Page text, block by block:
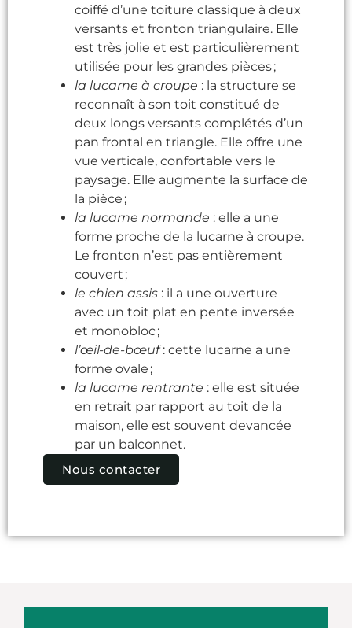
coiffé d’une toiture classique à deux
versants et fronton triangulaire. Elle
est très jolie et est particulièrement
utilisée pour les grandes pièces ;
la lucarne à croupe : la structure se
reconnaît à son toit constitué de
deux longs versants complétés d’un
pan frontal en triangle. Elle offre une
vue verticale, confortable vers le
paysage. Elle augmente la surface de
la pièce ;
la lucarne normande : elle a une
forme proche de la lucarne à croupe.
Le fronton n’est pas entièrement
couvert ;
le chien assis : il a une ouverture
avec un toit plat en pente inversée
et monobloc ;
l’œil-de-bœuf: cette lucarne a une
forme ovale ;
la lucarne rentrante : elle est située
en retrait par rapport au toit de la
maison, elle est souvent devancée
par un balconnet.
Nous contacter